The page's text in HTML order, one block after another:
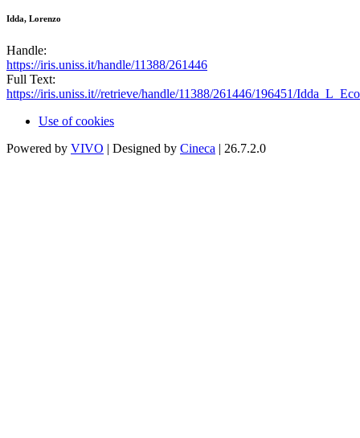
Idda, Lorenzo
Handle:
https://iris.uniss.it/handle/11388/261446
Full Text:
https://iris.uniss.it//retrieve/handle/11388/261446/196451/
Use of cookies
Powered by VIVO | Designed by Cineca | 26.7.2.0